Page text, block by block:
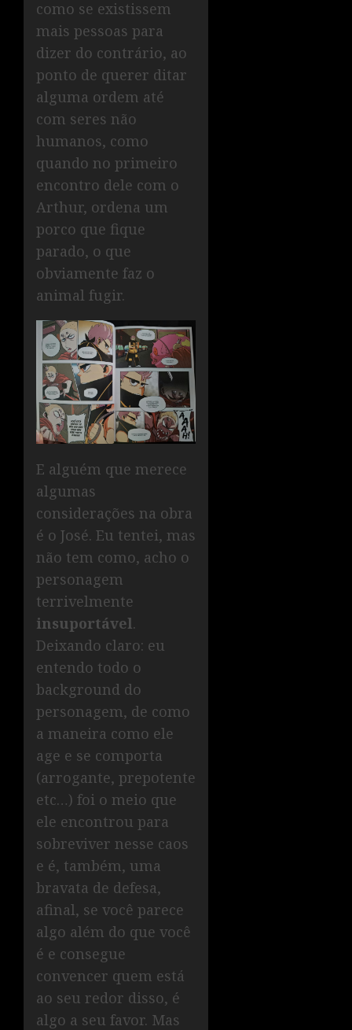
como se existissem
mais pessoas para
dizer do contrário, ao
ponto de querer ditar
alguma ordem até
com seres não
humanos, como
quando no primeiro
encontro dele com o
Arthur, ordena um
porco que fique
parado, o que
obviamente faz o
animal fugir.
E alguém que merece
algumas
considerações na obra
é o José. Eu tentei, mas
não tem como, acho o
personagem
terrivelmente
insuportável.
Deixando claro: eu
entendo todo o
background do
personagem, de como
a maneira como ele
age e se comporta
(arrogante, prepotente
etc…) foi o meio que
ele encontrou para
sobreviver nesse caos
e é, também, uma
bravata de defesa,
afinal, se você parece
algo além do que você
é e consegue
convencer quem está
ao seu redor disso, é
algo a seu favor. Mas